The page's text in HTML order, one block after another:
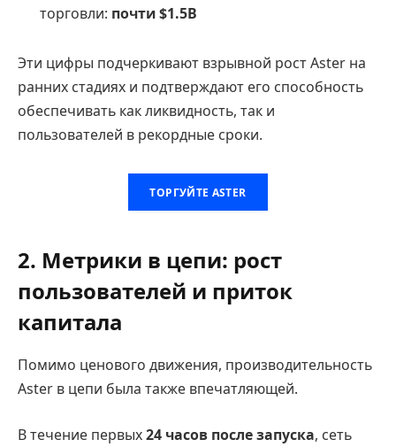
торговли: почти $1.5B
Эти цифры подчеркивают взрывной рост Aster на
ранних стадиях и подтверждают его способность
обеспечивать как ликвидность, так и
пользователей в рекордные сроки.
ТОРГУЙТЕ ASTER
2. Метрики в цепи: рост
пользователей и приток
капитала
Помимо ценового движения, производительность
Aster в цепи была также впечатляющей.
В течение первых24 часов после запуска, сеть